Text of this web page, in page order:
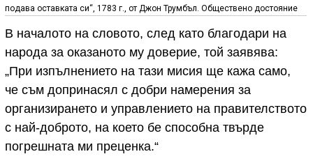
подава оставката си“, 1783 г., от Джон Трумбъл. Обществено достояние
В началото на словото, след като благодари на
народа за оказаното му доверие, той заявява:
„При изпълнението на тази мисия ще кажа само,
че съм допринасял с добри намерения за
организирането и управлението на правителството
с най-доброто, на което бе способна твърде
погрешната ми преценка.“